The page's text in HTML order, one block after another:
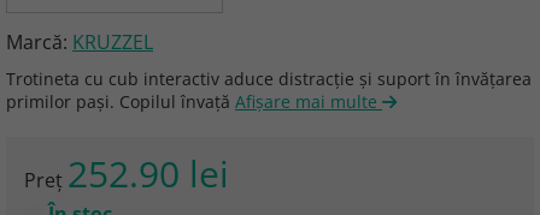
Marcă: KRUZZEL
Trotineta cu cub interactiv aduce distracție și suport în învățarea
primilor pași. Copilul învață Afişare mai multe
Preţ 252.90 lei